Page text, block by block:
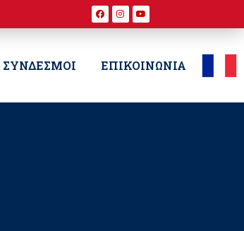
ΣΥΝΔΕΣΜΟΙ ΕΠΙΚΟΙΝΩΝΙΑ